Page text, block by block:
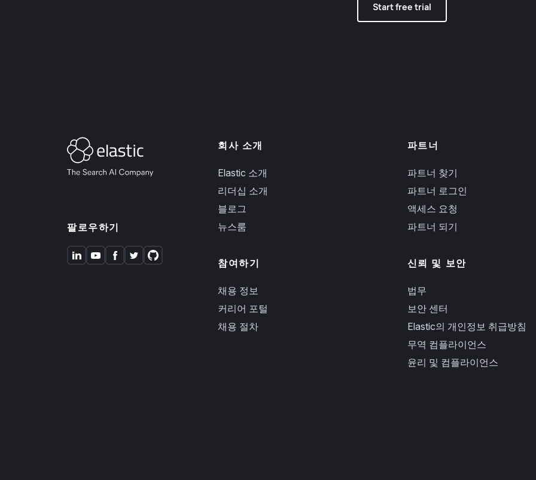
Start free trial
팔로우하기
회사 소개
Elastic 소개
리더십 소개
블로그
뉴스룸
참여하기
채용 정보
커리어 포털
채용 절차
파트너
파트너 찾기
파트너 로그인
액세스 요청
파트너 되기
신뢰 및 보안
법무
보안 센터
Elastic의 개인정보 취급방침
무역 컴플라이언스
윤리 및 컴플라이언스